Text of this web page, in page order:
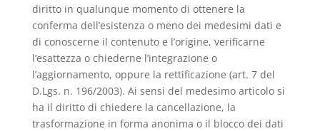
diritto in qualunque momento di ottenere la
conferma dell’esistenza o meno dei medesimi dati e
di conoscerne il contenuto e l’origine, verificarne
l’esattezza o chiederne l’integrazione o
l’aggiornamento, oppure la rettificazione (art. 7 del
D.Lgs. n. 196/2003). Ai sensi del medesimo articolo si
ha il diritto di chiedere la cancellazione, la
trasformazione in forma anonima o il blocco dei dati